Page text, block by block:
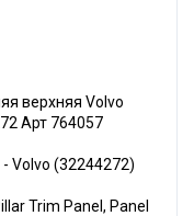
верхняя Volvo
Арт 764057
- Volvo (32244272)
Trim Panel, Panel